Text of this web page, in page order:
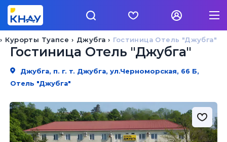
Гостиница Отель "Джубга"
Джубга
Курорты Туапсе
Гостиница Отель "Джубга"
Джубга, п. г. т. Джубга, ул.Черноморская, 66 Б,
Отель "Джубга"